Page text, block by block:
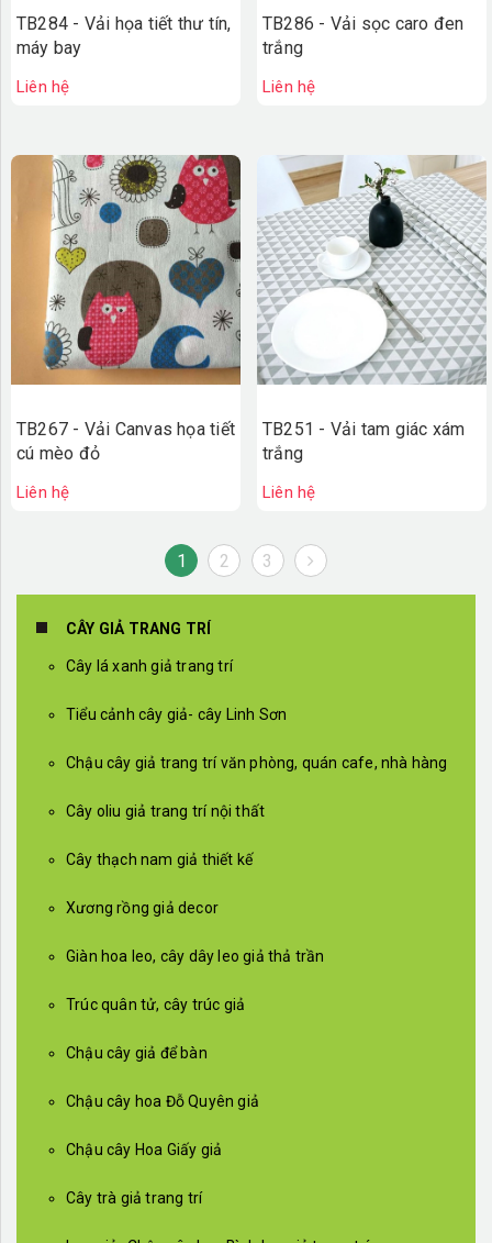
TB284 - Vải họa tiết thư tín,
máy bay
Liên hệ
TB286 - Vải sọc caro đen
trắng
Liên hệ
TB267 - Vải Canvas họa tiết
cú mèo đỏ
Liên hệ
TB251 - Vải tam giác xám
trắng
Liên hệ
1 2 3
CÂY GIẢ TRANG TRÍ
Cây lá xanh giả trang trí
Tiểu cảnh cây giả- cây Linh Sơn
Chậu cây giả trang trí văn phòng, quán cafe, nhà hàng
Cây oliu giả trang trí nội thất
Cây thạch nam giả thiết kế
Xương rồng giả decor
Giàn hoa leo, cây dây leo giả thả trần
Trúc quân tử, cây trúc giả
Chậu cây giả để bàn
Chậu cây hoa Đỗ Quyên giả
Chậu cây Hoa Giấy giả
Cây trà giả trang trí